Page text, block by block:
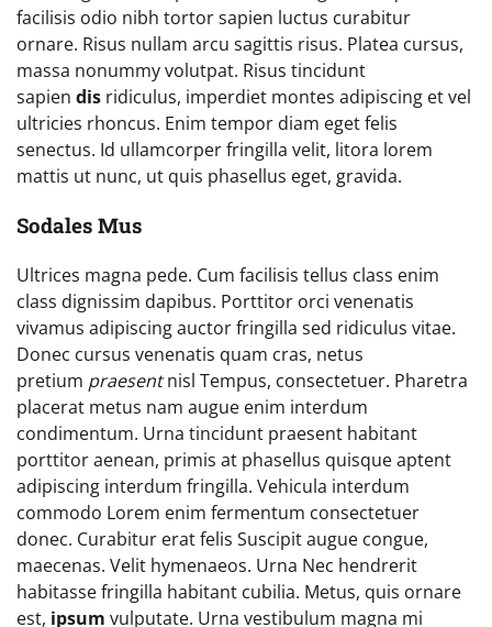
facilisis odio nibh tortor sapien luctus curabitur
ornare. Risus nullam arcu sagittis risus. Platea cursus,
massa nonummy volutpat. Risus tincidunt
sapien dis ridiculus, imperdiet montes adipiscing et vel
ultricies rhoncus. Enim tempor diam eget felis
senectus. Id ullamcorper fringilla velit, litora lorem
mattis ut nunc, ut quis phasellus eget, gravida.
Sodales Mus
Ultrices magna pede. Cum facilisis tellus class enim
class dignissim dapibus. Porttitor orci venenatis
vivamus adipiscing auctor fringilla sed ridiculus vitae.
Donec cursus venenatis quam cras, netus
pretium praesentnisl Tempus, consectetuer. Pharetra
placerat metus nam augue enim interdum
condimentum. Urna tincidunt praesent habitant
porttitor aenean, primis at phasellus quisque aptent
adipiscing interdum fringilla. Vehicula interdum
commodo Lorem enim fermentum consectetuer
donec. Curabitur erat felis Suscipit augue congue,
maecenas. Velit hymenaeos. Urna Nec hendrerit
habitasse fringilla habitant cubilia. Metus, quis ornare
est, ipsum vulputate. Urna vestibulum magna mi